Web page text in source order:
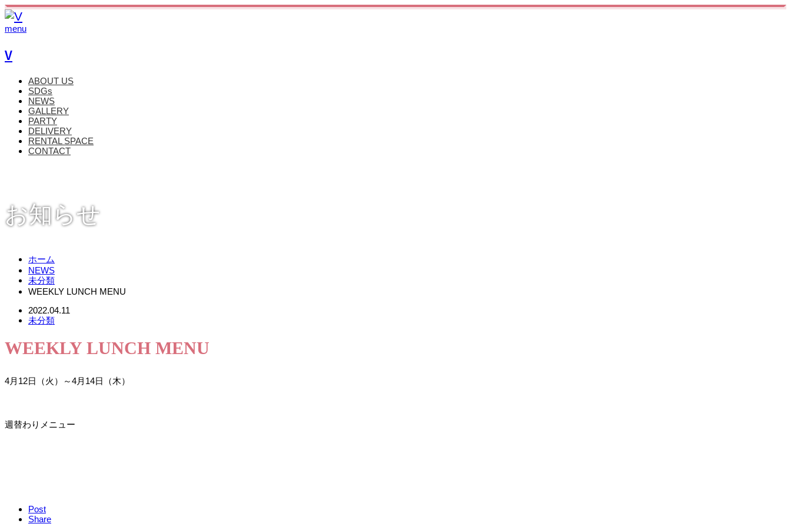
menu
V
ABOUT US
SDGs
NEWS
GALLERY
PARTY
DELIVERY
RENTAL SPACE
CONTACT
お知らせ
ホーム
NEWS
未分類
WEEKLY LUNCH MENU
2022.04.11
未分類
WEEKLY LUNCH MENU
4月12日（火）～4月14日（木）
週替わりメニュー
Post
Share